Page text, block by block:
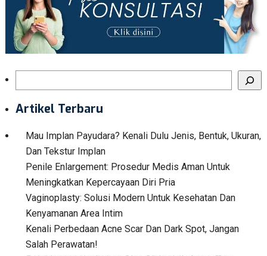
Artikel Terbaru
Mau Implan Payudara? Kenali Dulu Jenis, Bentuk, Ukuran,
Dan Tekstur Implan
Penile Enlargement: Prosedur Medis Aman Untuk
Meningkatkan Kepercayaan Diri Pria
Vaginoplasty: Solusi Modern Untuk Kesehatan Dan
Kenyamanan Area Intim
Kenali Perbedaan Acne Scar Dan Dark Spot, Jangan
Salah Perawatan!